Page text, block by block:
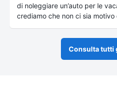
di noleggiare un’auto per le
crediamo che non ci sia
Consulta tutti